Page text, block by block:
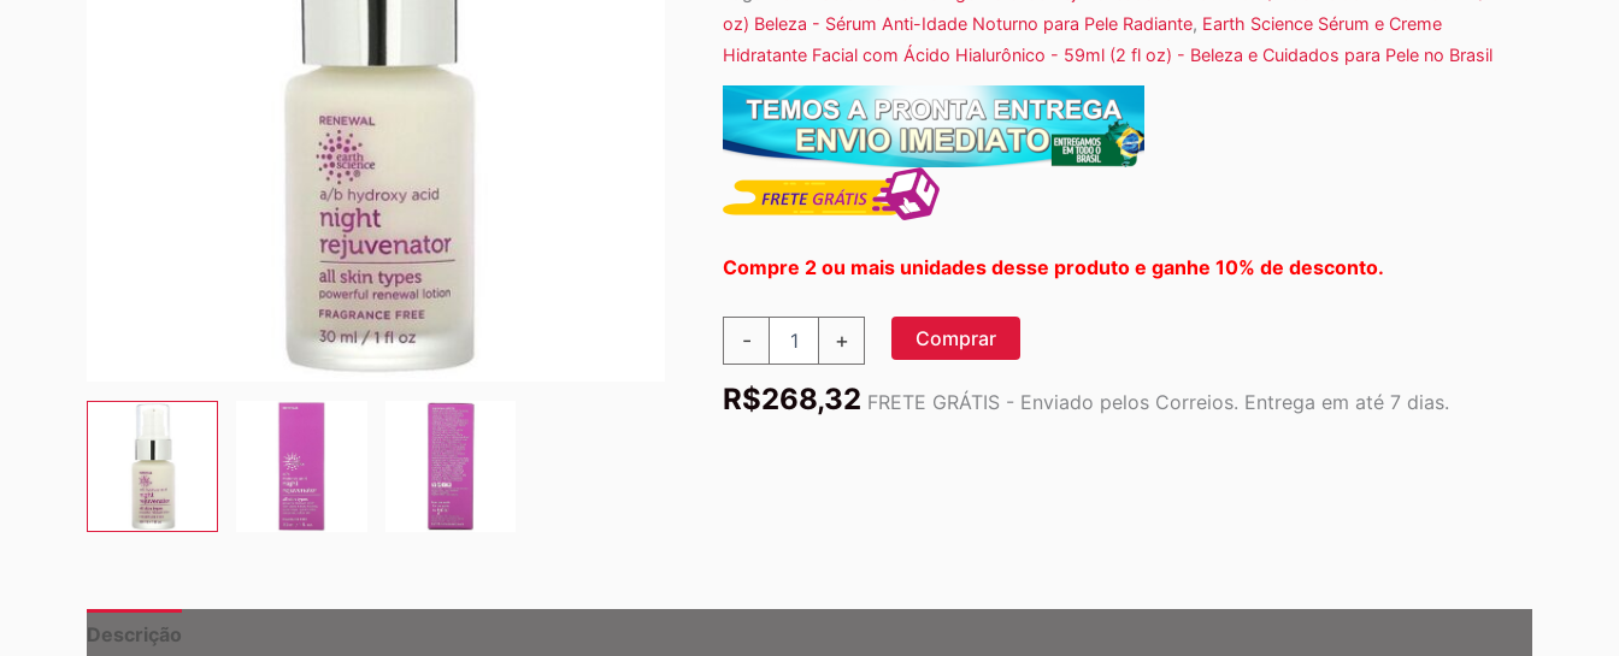
oz) Beleza - Sérum Anti-Idade Noturno para Pele Radiante, Earth Science Sérum e Creme
Hidratante Facial com Ácido Hialurônico - 59ml (2 fl oz) - Beleza e Cuidados para Pele no Brasil
Compre 2 ou mais unidades desse produto e ganhe 10% de desconto.
-
Age
ml
+ Comprar
R$268,32 FRETE GRÁTIS - Enviado pelos Correios. Entrega em até 7 dias.
Descrição